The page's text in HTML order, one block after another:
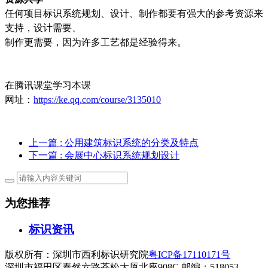
任何项目标识系统规划、设计、制作都要有强大的参考资源来
支持，设计需要、
制作更需要，因为许多工艺都是经验得来。
在腾讯课堂学习本课
网址： https://ke.qq.com/course/3135010
上一篇 : 公用建筑标识系统的分类及特点
下一篇 : 会展中心标识系统规划设计
为您推荐
标识资讯
版权所有：深圳市西利标识研究院粤ICP备17110171号